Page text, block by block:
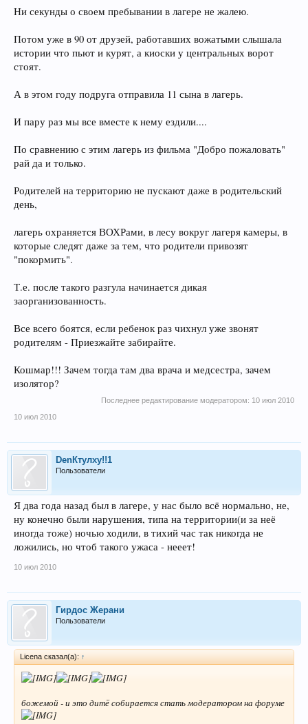
Ни секунды о своем пребывании в лагере не жалею.
Потом уже в 90 от друзей, работавших вожатыми слышала
истории что пьют и курят, а киоски у центральных ворот
стоят.
А в этом году подруга отправила 11 сына в лагерь.
И пару раз мы все вместе к нему ездили....
По сравнению с этим лагерь из фильма "Добро пожаловать"
рай да и только.
Родителей на территорию не пускают даже в родительский
день,
лагерь охраняется ВОХРами, в лесу вокруг лагеря камеры, в
которые следят даже за тем, что родители привозят
"покормить".
Т.е. после такого разгула начинается дикая
заорганизованность.
Все всего боятся, если ребенок раз чихнул уже звонят
родителям - Приезжайте забирайте.
Кошмар!!! Зачем тогда там два врача и медсестра, зачем
изолятор?
Последнее редактирование модератором: 10 июл 2010
10 июл 2010
DenКтулху!!1
Пользователи
Я два года назад был в лагере, у нас было всё нормально, не,
ну конечно были нарушения, типа на территории(и за неё
иногда тоже) ночью ходили, в тихий час так никогда не
ложились, но чтоб такого ужаса - нееет!
10 июл 2010
Гирдос Жерани
Пользователи
Licena сказал(а): ↑
божемой - и это дитё собирается стать модератором на форуме